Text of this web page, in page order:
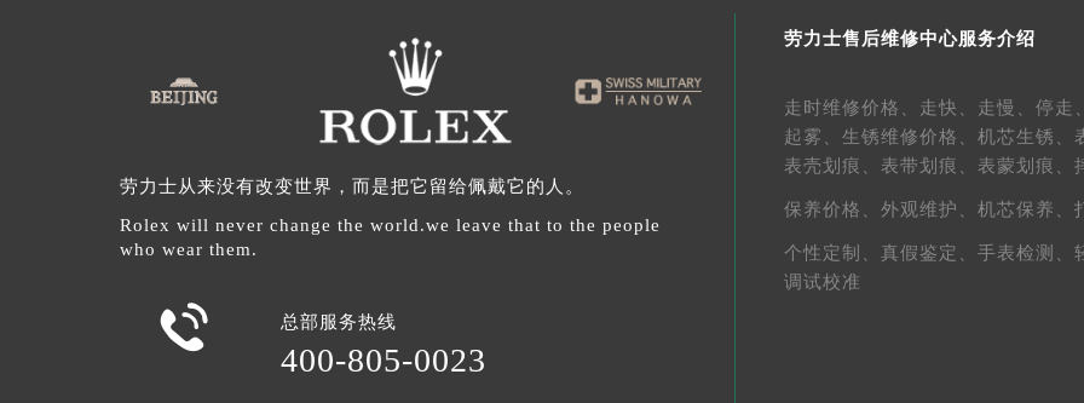
劳力士从来没有改变世界，而是把它留给佩戴它的人。
Rolex will never change the world.we leave that to the people
who wear them.
 总部服务热线
400-805-0023
劳力士售后维修中心服务介绍
走时维修价格、 走快、 走慢、 停走、
起雾、 生锈维修价格、 机芯生锈、
表壳划痕、 表带划痕、 表蒙划痕、
保养价格、 外观维护、 机芯保养、
个性定制、 真假鉴定、 手表检测、
调试校准